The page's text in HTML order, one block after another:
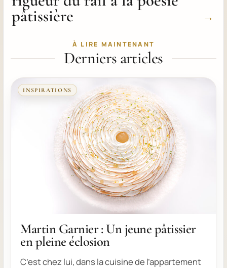
pâtissière →
À LIRE MAINTENANT
Derniers articles
INSPIRATIONS
Martin Garnier : Un jeune pâtissier
en pleine éclosion
C’est chez lui, dans la cuisine de l’appartement